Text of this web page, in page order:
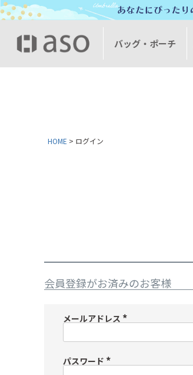
バッグ・ポーチ
HOME ログイン
会員登録がお済みのお客様
メールアドレス
須
パスワード